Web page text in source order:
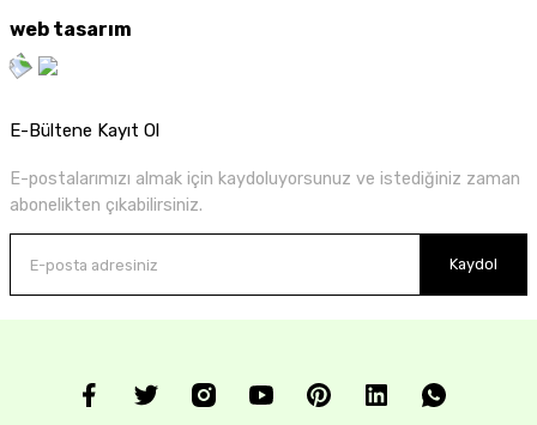
web tasarım
E-Bültene Kayıt Ol
E-postalarımızı almak için kaydoluyorsunuz ve istediğiniz zaman
abonelikten çıkabilirsiniz.
Kaydol